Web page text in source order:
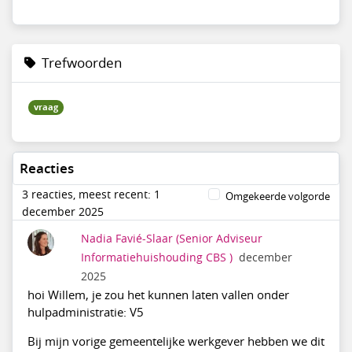
Trefwoorden
vraag
Reacties
3 reacties, meest recent: 1
december 2025
Omgekeerde volgorde
Nadia Favié-Slaar (Senior Adviseur
Informatiehuishouding CBS ) december
2025
hoi Willem, je zou het kunnen laten vallen onder
hulpadministratie: V5
Bij mijn vorige gemeentelijke werkgever hebben we dit